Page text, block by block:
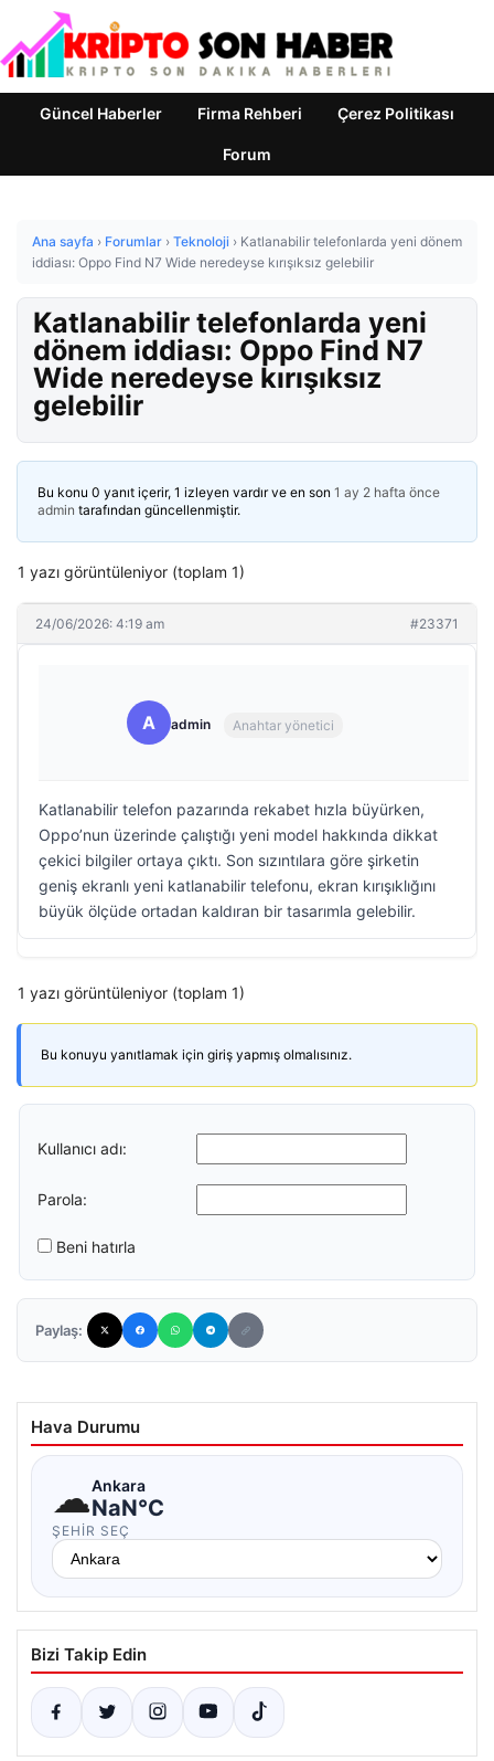
Güncel Haberler Firma Rehberi Çerez Politikası
Forum
Ana sayfa › Forumlar › Teknoloji › Katlanabilir telefonlarda yeni dönem
iddiası: Oppo Find N7 Wide neredeyse kırışıksız gelebilir
Katlanabilir telefonlarda yeni
dönem iddiası: Oppo Find N7
Wide neredeyse kırışıksız
gelebilir
Bu konu 0 yanıt içerir, 1 izleyen vardır ve en son 1 ay 2 hafta önce
admin tarafından güncellenmiştir.
1 yazı görüntüleniyor (toplam 1)
24/06/2026: 4:19 am #23371
A admin Anahtar yönetici
Katlanabilir telefon pazarında rekabet hızla büyürken,
Oppo’nun üzerinde çalıştığı yeni model hakkında dikkat
çekici bilgiler ortaya çıktı. Son sızıntılara göre şirketin
geniş ekranlı yeni katlanabilir telefonu, ekran kırışıklığını
büyük ölçüde ortadan kaldıran bir tasarımla gelebilir.
1 yazı görüntüleniyor (toplam 1)
Bu konuyu yanıtlamak için giriş yapmış olmalısınız.
Kullanıcı adı:
Parola:
Beni hatırla
Paylaş:
Hava Durumu
☁Ankara
NaN°C
ŞEHIR SEÇ
Bizi Takip Edin